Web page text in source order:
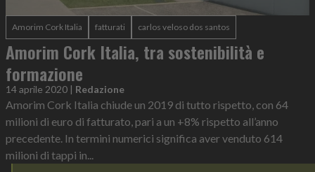
Amorim Cork Italia fatturati carlos veloso dos santos
Amorim Cork Italia, tra sostenibilità e
formazione
14 aprile 2020 | Redazione
Amorim Cork Italia chiude un 2019 di tutto rispetto, con 64
milioni di euro di fatturato, pari a un +8% rispetto all’anno
precedente. In termini numerici significa aver venduto 614
milioni di tappi in...